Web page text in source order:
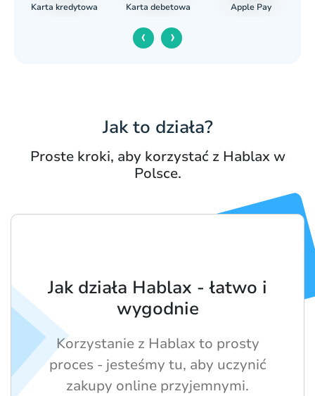
Karta kredytowa Karta debetowa Apple Pay
‹ ›
Jak to działa?
Proste kroki, aby korzystać z Hablax w
Polsce.
Jak działa Hablax - łatwo i
wygodnie
Korzystanie z Hablax to prosty
proces - jesteśmy tu, aby uczynić
zakupy online przyjemnymi.